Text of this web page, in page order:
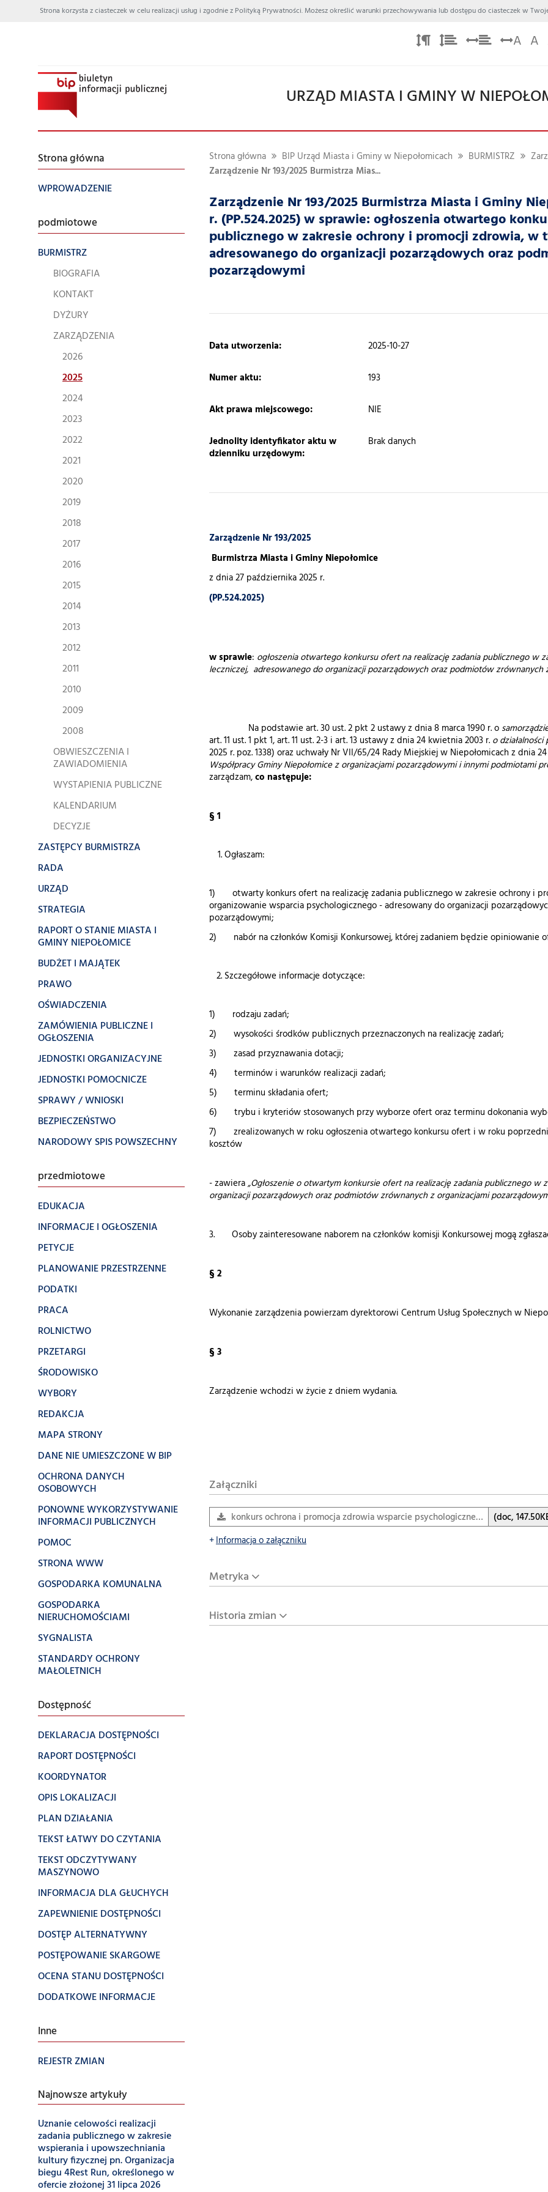
Strona korzysta z ciasteczek w celu realizacji usług i zgodnie z Polityką Prywatności. Możesz określić warunki przechowywania lub dostępu do ciasteczek w
A A
URZĄD MIASTA I GMINY W
Strona główna
WPROWADZENIE
podmiotowe
BURMISTRZ
BIOGRAFIA
KONTAKT
DYŻURY
ZARZĄDZENIA
2026
2025
2024
2023
2022
2021
2020
2019
2018
2017
2016
2015
2014
2013
2012
2011
2010
2009
2008
OBWIESZCZENIA I
ZAWIADOMIENIA
WYSTAPIENIA PUBLICZNE
KALENDARIUM
DECYZJE
ZASTĘPCY BURMISTRZA
RADA
URZĄD
STRATEGIA
RAPORT O STANIE MIASTA I
GMINY NIEPOŁOMICE
BUDŻET I MAJĄTEK
PRAWO
OŚWIADCZENIA
ZAMÓWIENIA PUBLICZNE I
OGŁOSZENIA
JEDNOSTKI ORGANIZACYJNE
JEDNOSTKI POMOCNICZE
SPRAWY / WNIOSKI
BEZPIECZEŃSTWO
NARODOWY SPIS POWSZECHNY
przedmiotowe
EDUKACJA
INFORMACJE I OGŁOSZENIA
PETYCJE
PLANOWANIE PRZESTRZENNE
PODATKI
PRACA
ROLNICTWO
PRZETARGI
ŚRODOWISKO
WYBORY
REDAKCJA
MAPA STRONY
DANE NIE UMIESZCZONE W BIP
OCHRONA DANYCH
OSOBOWYCH
PONOWNE WYKORZYSTYWANIE
INFORMACJI PUBLICZNYCH
POMOC
STRONA WWW
GOSPODARKA KOMUNALNA
GOSPODARKA
NIERUCHOMOŚCIAMI
SYGNALISTA
STANDARDY OCHRONY
MAŁOLETNICH
Dostępność
DEKLARACJA DOSTĘPNOŚCI
RAPORT DOSTĘPNOŚCI
KOORDYNATOR
OPIS LOKALIZACJI
PLAN DZIAŁANIA
TEKST ŁATWY DO CZYTANIA
TEKST ODCZYTYWANY
MASZYNOWO
INFORMACJA DLA GŁUCHYCH
ZAPEWNIENIE DOSTĘPNOŚCI
DOSTĘP ALTERNATYWNY
POSTĘPOWANIE SKARGOWE
OCENA STANU DOSTĘPNOŚCI
DODATKOWE INFORMACJE
Inne
REJESTR ZMIAN
Najnowsze artykuły
Uznanie celowości realizacji
zadania publicznego w zakresie
wspierania i upowszechniania
kultury fizycznej pn. Organizacja
biegu 4Rest Run, określonego w
ofercie złożonej 31 lipca 2026
Strona główna BIP Urząd Miasta i Gminy w Niepołomicach BURMISTRZ
Zarządzenie Nr 193/2025 Burmistrza Mias...
Zarządzenie Nr 193/2025 Burmistrza Miasta i Gminy
r. (PP.524.2025) w sprawie: ogłoszenia otwartego
publicznego w zakresie ochrony i promocji zdrowia, w
adresowanego do organizacji pozarządowych oraz
pozarządowymi
​Data utworzenia: 2025-10-27
Numer aktu: 193
Akt prawa miejscowego: NIE
Jednolity identyfikator aktu w
dzienniku urzędowym:
Brak danych
Zarządzenie Nr 193/2025
Burmistrza Miasta i Gminy Niepołomice
z dnia 27 października 2025 r.
(PP.524.2025)
w sprawie: ogłoszenia otwartego konkursu ofert na realizację zadania publicznego w
leczniczej, adresowanego do organizacji pozarządowych oraz podmiotów zrównanych
Na podstawie art. 30 ust. 2 pkt 2 ustawy z dnia 8 marca 1990 r. o
art. 11 ust. 1 pkt 1, art. 11 ust. 2-3 i art. 13 ustawy z dnia 24 kwietnia 2003 r. o
2025 r. poz. 1338) oraz uchwały Nr VII/65/24 Rady Miejskiej w Niepołomicach z dnia
Współpracy Gminy Niepołomice z organizacjami pozarządowymi i innymi podmiotami
zarządzam,co następuje:
§ 1
Ogłaszam:
1) otwarty konkurs ofert na realizację zadania publicznego w zakresie ochrony i
organizowanie wsparcia psychologicznego - adresowany do organizacji
pozarządowymi;
2) nabór na członków Komisji Konkursowej, której zadaniem będzie opiniowanie
Szczegółowe informacje dotyczące:
1) rodzaju zadań;
2) wysokości środków publicznych przeznaczonych na realizację zadań;
3) zasad przyznawania dotacji;
4) terminów i warunków realizacji zadań;
5) terminu składania ofert;
6) trybu i kryteriów stosowanych przy wyborze ofert oraz terminu dokonania
7) zrealizowanych w roku ogłoszenia otwartego konkursu ofert i w roku
kosztów
- zawiera„Ogłoszenie o otwartym konkursie ofert na realizację zadania publicznego
organizacji pozarządowych oraz podmiotów zrównanych z organizacjami
3. Osoby zainteresowane naborem na członków komisji Konkursowej mogą
§ 2
Wykonanie zarządzenia powierzam dyrektorowi Centrum Usług Społecznych w
§ 3
Zarządzenie wchodzi w życie z dniem wydania.
Załączniki
konkurs ochrona i promocja zdrowia wsparcie psychologiczne…
(doc,
Informacja o załączniku
Metryka
Historia zmian